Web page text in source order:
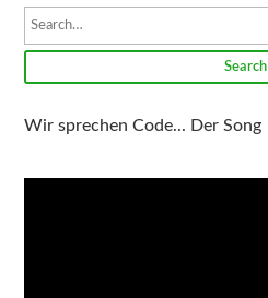
Search
Wir sprechen Code... Der Song